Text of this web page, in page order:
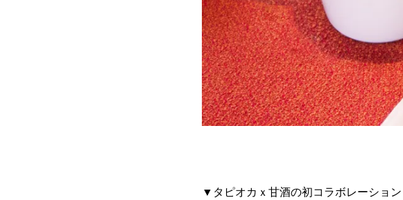
▼タピオカｘ甘酒の初コラボレーショ